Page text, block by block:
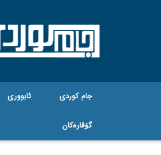
جام کوردی ئابووری
گۆڤاره‌کان